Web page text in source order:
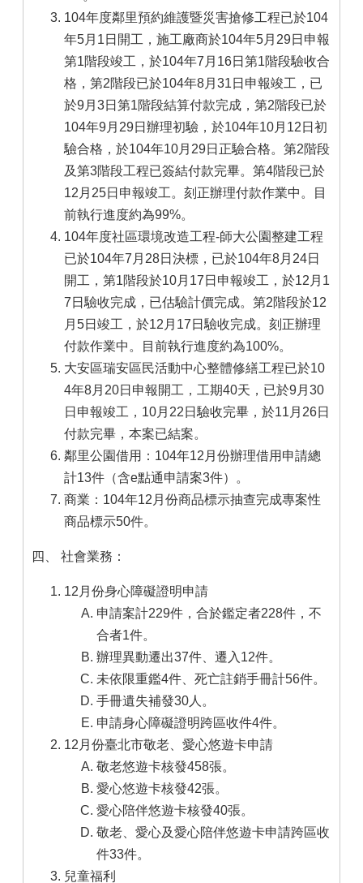
104年度鄰里預約維護暨災害搶修工程已於104
年5月1日開工，施工廠商於104年5月29日申報
第1階段竣工，於104年7月16日第1階段驗收合
格，第2階段已於104年8月31日申報竣工，已
於9月3日第1階段結算付款完成，第2階段已於
104年9月29日辦理初驗，於104年10月12日初
驗合格，於104年10月29日正驗合格。第2階段
及第3階段工程已簽結付款完畢。第4階段已於
12月25日申報竣工。刻正辦理付款作業中。目
前執行進度約為99%。
104年度社區環境改造工程-師大公園整建工程
已於104年7月28日決標，已於104年8月24日
開工，第1階段於10月17日申報竣工，於12月1
7日驗收完成，已估驗計價完成。第2階段於12
月5日竣工，於12月17日驗收完成。刻正辦理
付款作業中。目前執行進度約為100%。
大安區瑞安區民活動中心整體修繕工程已於10
4年8月20日申報開工，工期40天，已於9月30
日申報竣工，10月22日驗收完畢，於11月26日
付款完畢，本案已結案。
鄰里公園借用：104年12月份辦理借用申請總
計13件（含e點通申請案3件）。
商業：104年12月份商品標示抽查完成專案性
商品標示50件。
四、 社會業務：
12月份身心障礙證明申請
申請案計229件，合於鑑定者228件，不
合者1件。
辦理異動遷出37件、遷入12件。
未依限重鑑4件、死亡註銷手冊計56件。
手冊遺失補發30人。
申請身心障礙證明跨區收件4件。
12月份臺北市敬老、愛心悠遊卡申請
敬老悠遊卡核發458張。
愛心悠遊卡核發42張。
愛心陪伴悠遊卡核發40張。
敬老、愛心及愛心陪伴悠遊卡申請跨區收
件33件。
兒童福利